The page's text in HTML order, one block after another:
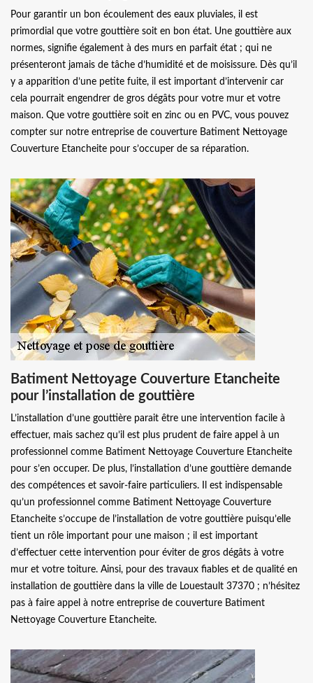
Pour garantir un bon écoulement des eaux pluviales, il est
primordial que votre gouttière soit en bon état. Une gouttière aux
normes, signifie également à des murs en parfait état ; qui ne
présenteront jamais de tâche d’humidité et de moisissure. Dès qu’il
y a apparition d’une petite fuite, il est important d’intervenir car
cela pourrait engendrer de gros dégâts pour votre mur et votre
maison. Que votre gouttière soit en zinc ou en PVC, vous pouvez
compter sur notre entreprise de couverture Batiment Nettoyage
Couverture Etancheite pour s’occuper de sa réparation.
Batiment Nettoyage Couverture Etancheite
pour l’installation de gouttière
L’installation d’une gouttière parait être une intervention facile à
effectuer, mais sachez qu’il est plus prudent de faire appel à un
professionnel comme Batiment Nettoyage Couverture Etancheite
pour s’en occuper. De plus, l’installation d’une gouttière demande
des compétences et savoir-faire particuliers. Il est indispensable
qu’un professionnel comme Batiment Nettoyage Couverture
Etancheite s’occupe de l’installation de votre gouttière puisqu’elle
tient un rôle important pour une maison ; il est important
d’effectuer cette intervention pour éviter de gros dégâts à votre
mur et votre toiture. Ainsi, pour des travaux fiables et de qualité en
installation de gouttière dans la ville de Louestault 37370 ; n’hésitez
pas à faire appel à notre entreprise de couverture Batiment
Nettoyage Couverture Etancheite.